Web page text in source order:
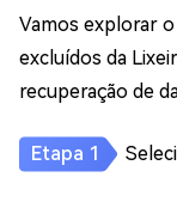
Vamos explorar
excluídos da
recuperação de